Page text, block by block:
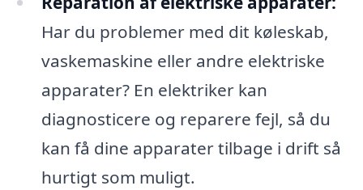
Har du problemer med dit køleskab,
vaskemaskine eller andre elektriske
apparater? En elektriker kan
diagnosticere og reparere fejl, så du
kan få dine apparater tilbage i drift så
hurtigt som muligt.